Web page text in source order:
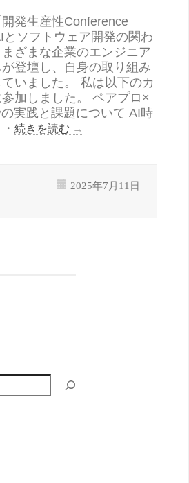
発生産性Conference
とソフトウェア開発の関わ
ざまな企業のエンジニア
登壇し、自身の取り組み
いました。 私は以下のカ
加しました。 ペアプロ×
実践と課題について AI時
続きを読む →
2025年7月11日